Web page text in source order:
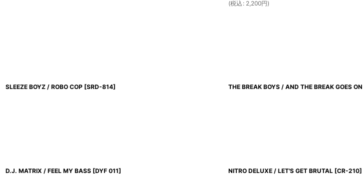
(税込 : 2,200円)
SLEEZE BOYZ / ROBO COP [SRD-814] THE BREAK BOYS / AND THE BREAK GOES ON
D.J. MATRIX / FEEL MY BASS [DYF 011] NITRO DELUXE / LET'S GET BRUTAL [CR-210]